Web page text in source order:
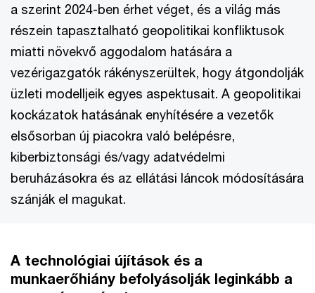
a szerint 2024-ben érhet véget, és a világ más
részein tapasztalható geopolitikai konfliktusok
miatti növekvő aggodalom hatására a
vezérigazgatók rákényszerültek, hogy átgondolják
üzleti modelljeik egyes aspektusait. A geopolitikai
kockázatok hatásának enyhítésére a vezetők
elsősorban új piacokra való belépésre,
kiberbiztonsági és/vagy adatvédelmi
beruházásokra és az ellátási láncok módosítására
szánják el magukat.
A technológiai újítások és a
munkaerőhiány befolyásolják leginkább a